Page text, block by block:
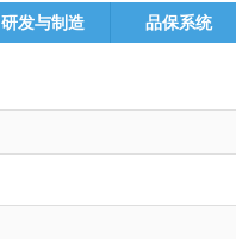
研发与制造 品保系统